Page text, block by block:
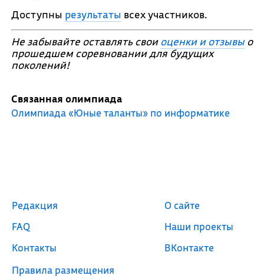
Доступны результаты всех участников.
Не забывайте оставлять своиоценки и отзывыо
прошедшем соревновании для будущих
поколений!
Связанная олимпиада
Олимпиада «Юные таланты» по информатике
Редакция
FAQ
Контакты
Правила размещения
О сайте
Наши проекты
ВКонтакте